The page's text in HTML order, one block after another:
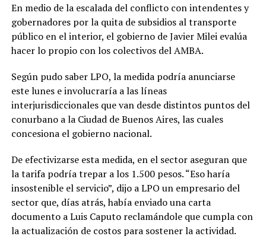
En medio de la escalada del conflicto con intendentes y
gobernadores por la quita de subsidios al transporte
público en el interior, el gobierno de Javier Milei evalúa
hacer lo propio con los colectivos del AMBA.
Según pudo saber LPO, la medida podría anunciarse
este lunes e involucraría a las líneas
interjurisdiccionales que van desde distintos puntos del
conurbano a la Ciudad de Buenos Aires, las cuales
concesiona el gobierno nacional.
De efectivizarse esta medida, en el sector aseguran que
la tarifa podría trepar a los 1.500 pesos. “Eso haría
insostenible el servicio”, dijo a LPO un empresario del
sector que, días atrás, había enviado una carta
documento a Luis Caputo reclamándole que cumpla con
la actualización de costos para sostener la actividad.